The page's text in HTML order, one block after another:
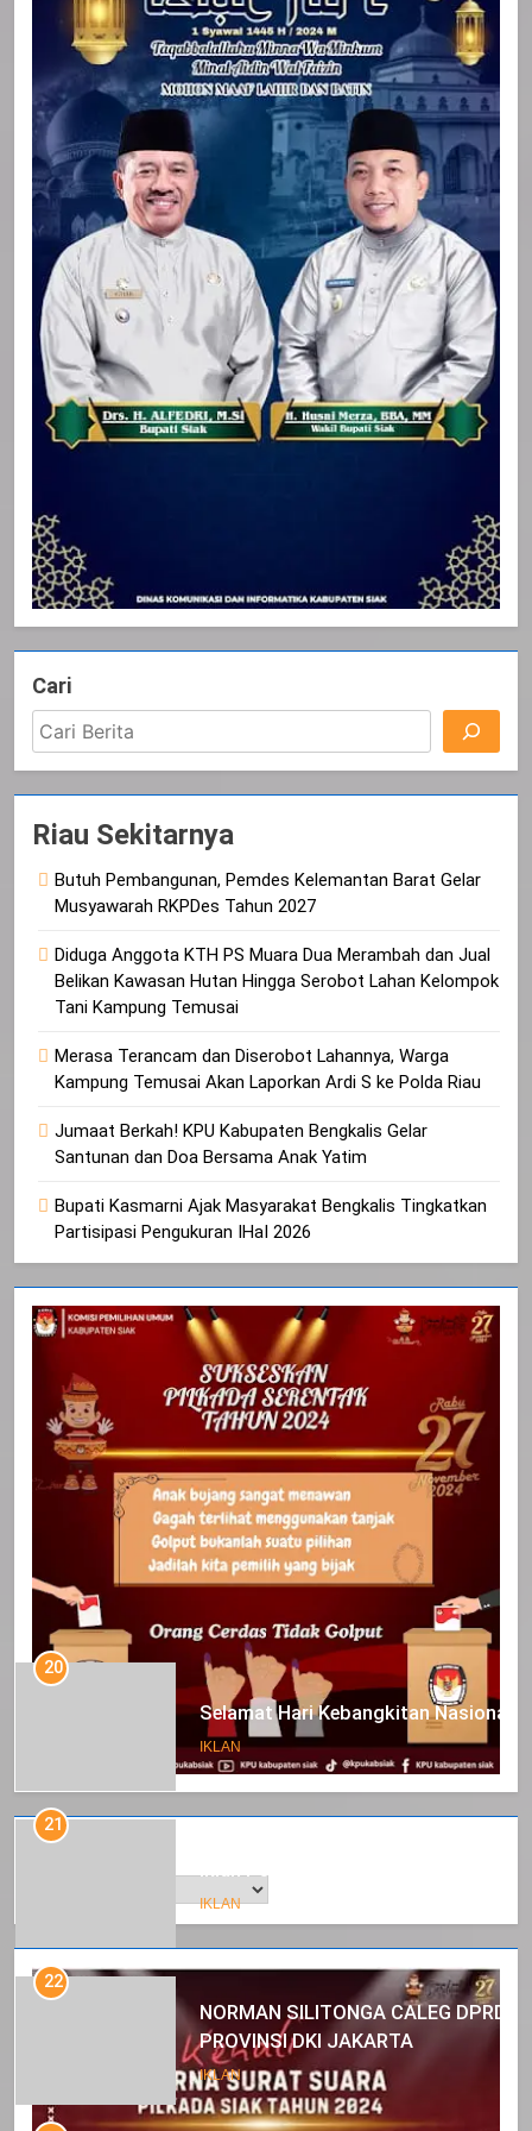
Cari
Riau Sekitarnya
Butuh Pembangunan, Pemdes Kelemantan Barat Gelar
Musyawarah RKPDes Tahun 2027
Diduga Anggota KTH PS Muara Dua Merambah dan Jual
Belikan Kawasan Hutan Hingga Serobot Lahan Kelompok
Tani Kampung Temusai
Merasa Terancam dan Diserobot Lahannya, Warga
Kampung Temusai Akan Laporkan Ardi S ke Polda Riau
Jumaat Berkah! KPU Kabupaten Bengkalis Gelar
Santunan dan Doa Bersama Anak Yatim
Bupati Kasmarni Ajak Masyarakat Bengkalis Tingkatkan
Partisipasi Pengukuran IHaI 2026
Arsip
20
Selamat Hari Kebangkitan Nasional
IKLAN
21
Iklan Pemerintah Kabupaten Siak
IKLAN
22
NORMAN SILITONGA CALEG DPRD
PROVINSI DKI JAKARTA
IKLAN